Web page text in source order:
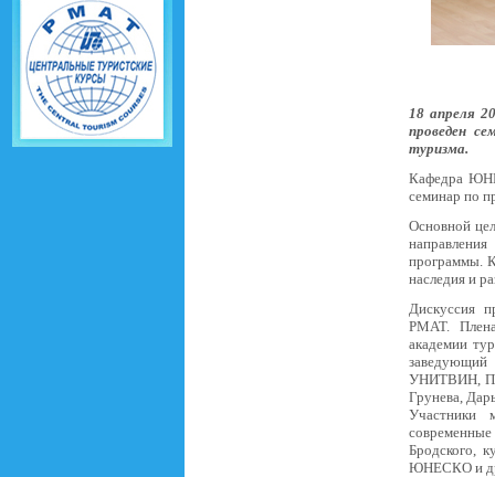
18 апреля
проведен
туризма.
Кафедра
семинар по
Основной
программы.
наследия и
Дискуссия
РМАТ.
академии
УНИТВИН,
Грунева,
Участники
Бродского,
ЮНЕСКО и